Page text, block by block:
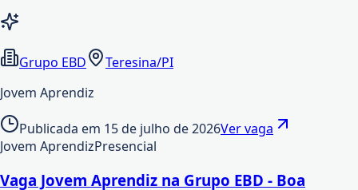
Grupo EBD
Teresina/PI
Jovem Aprendiz
Publicada em 15 de julho de 2026Ver vaga
Jovem AprendizPresencial
Vaga Jovem Aprendiz na Grupo EBD - Boa